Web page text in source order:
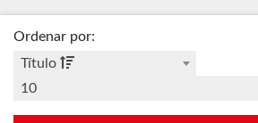
Ordenar por:
Título
10